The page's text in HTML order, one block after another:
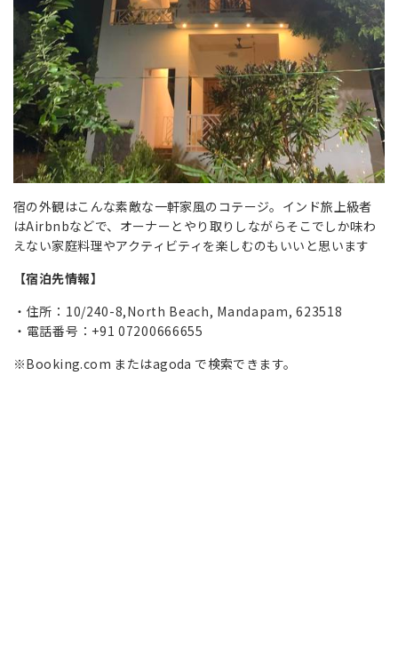
宿の外観はこんな素敵な一軒家風のコテージ。インド旅上級者
はAirbnbなどで、オーナーとやり取りしながらそこでしか味わ
えない家庭料理やアクティビティを楽しむのもいいと思います
【宿泊先情報】
住所：10/240-8,North Beach, Mandapam, 623518
電話番号：+91 07200666655
※Booking.com またはagoda で検索できます。